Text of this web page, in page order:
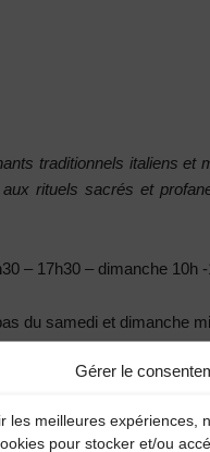
Gérer le
les meilleures expériences,
pour stocker et/ou
traditionnels italiens et
rituels sacrés et
– 17h30 – dimanche 10h
du samedi et dimanche
04 71 57 68 98 – 06 52 14